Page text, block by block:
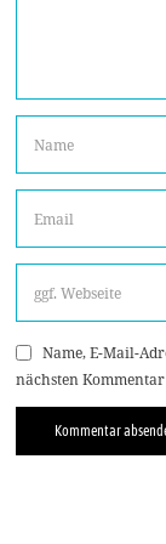
Name, E-Mail-
nächsten